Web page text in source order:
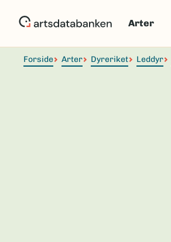
Arter
Forside Arter Dyreriket Leddyr